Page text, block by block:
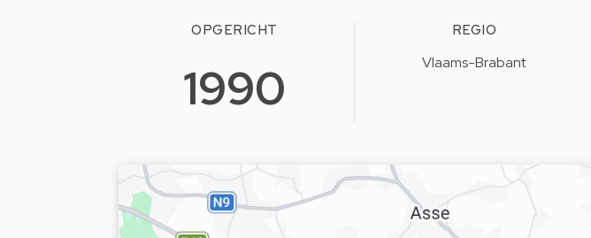
OPGERICHT
1990
REGIO
Vlaams-Brabant